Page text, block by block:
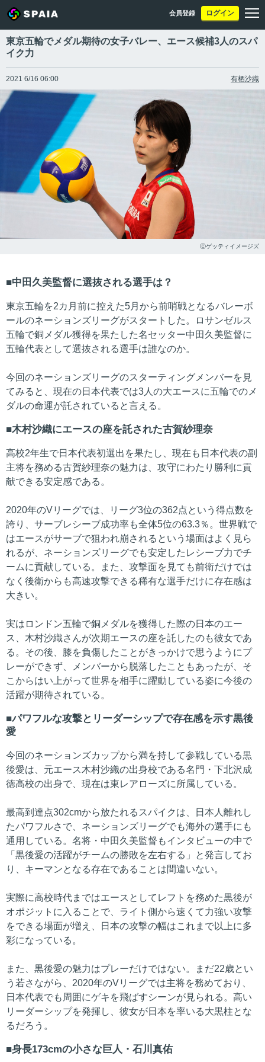
会員登録 ログイン
東京五輪でメダル期待の女子バレー、エース候補3人のスパ
イク力
2021 6/16 06:00 有栖沙織
Ⓒゲッティイメージズ
中田久美監督に選抜される選手は？
東京五輪を2カ月前に控えた5月から前哨戦となるバレーボ
ールのネーションズリーグがスタートした。ロサンゼルス
五輪で銅メダル獲得を果たした名セッター中田久美監督に
五輪代表として選抜される選手は誰なのか。
今回のネーションズリーグのスターティングメンバーを見
てみると、現在の日本代表では3人の大エースに五輪でのメ
ダルの命運が託されていると言える。
木村沙織にエースの座を託された古賀紗理奈
高校2年生で日本代表初選出を果たし、現在も日本代表の副
主将を務める古賀紗理奈の魅力は、攻守にわたり勝利に貢
献できる安定感である。
2020年のVリーグでは、リーグ3位の362点という得点数を
誇り、サーブレシーブ成功率も全体5位の63.3％。世界戦で
はエースがサーブで狙われ崩されるという場面はよく見ら
れるが、ネーションズリーグでも安定したレシーブ力でチ
ームに貢献している。また、攻撃面を見ても前衛だけでは
なく後衛からも高速攻撃できる稀有な選手だけに存在感は
大きい。
実はロンドン五輪で銅メダルを獲得した際の日本のエー
ス、木村沙織さんが次期エースの座を託したのも彼女であ
る。その後、膝を負傷したことがきっかけで思うようにプ
レーができず、メンバーから脱落したこともあったが、そ
こからはい上がって世界を相手に躍動している姿に今後の
活躍が期待されている。
パワフルな攻撃とリーダーシップで存在感を示す黒後
愛
今回のネーションズカップから満を持して参戦している黒
後愛は、元エース木村沙織の出身校である名門・下北沢成
徳高校の出身で、現在は東レアローズに所属している。
最高到達点302cmから放たれるスパイクは、日本人離れし
たパワフルさで、ネーションズリーグでも海外の選手にも
通用している。名将・中田久美監督もインタビューの中で
「黒後愛の活躍がチームの勝敗を左右する」と発言してお
り、キーマンとなる存在であることは間違いない。
実際に高校時代まではエースとしてレフトを務めた黒後が
オポジットに入ることで、ライト側から速くて力強い攻撃
をできる場面が増え、日本の攻撃の幅はこれまで以上に多
彩になっている。
また、黒後愛の魅力はプレーだけではない。まだ22歳とい
う若さながら、2020年のVリーグでは主将を務めており、
日本代表でも周囲にゲキを飛ばすシーンが見られる。高い
リーダーシップを発揮し、彼女が日本を率いる大黒柱とな
るだろう。
身長173cmの小さな巨人・石川真佑